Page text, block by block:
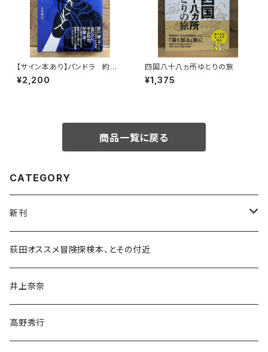
【サイン本あり】パンドラ 約束
の頂
¥2,200
四国八十八ヵ所ゆとりの旅
¥1,375
商品一覧に戻る
CATEGORY
新刊
和書
文学・小説・物語
随筆・ノンフィクション・その他
荻田オススメ冒険探検本、とその付近
井上奈奈
高野秀行